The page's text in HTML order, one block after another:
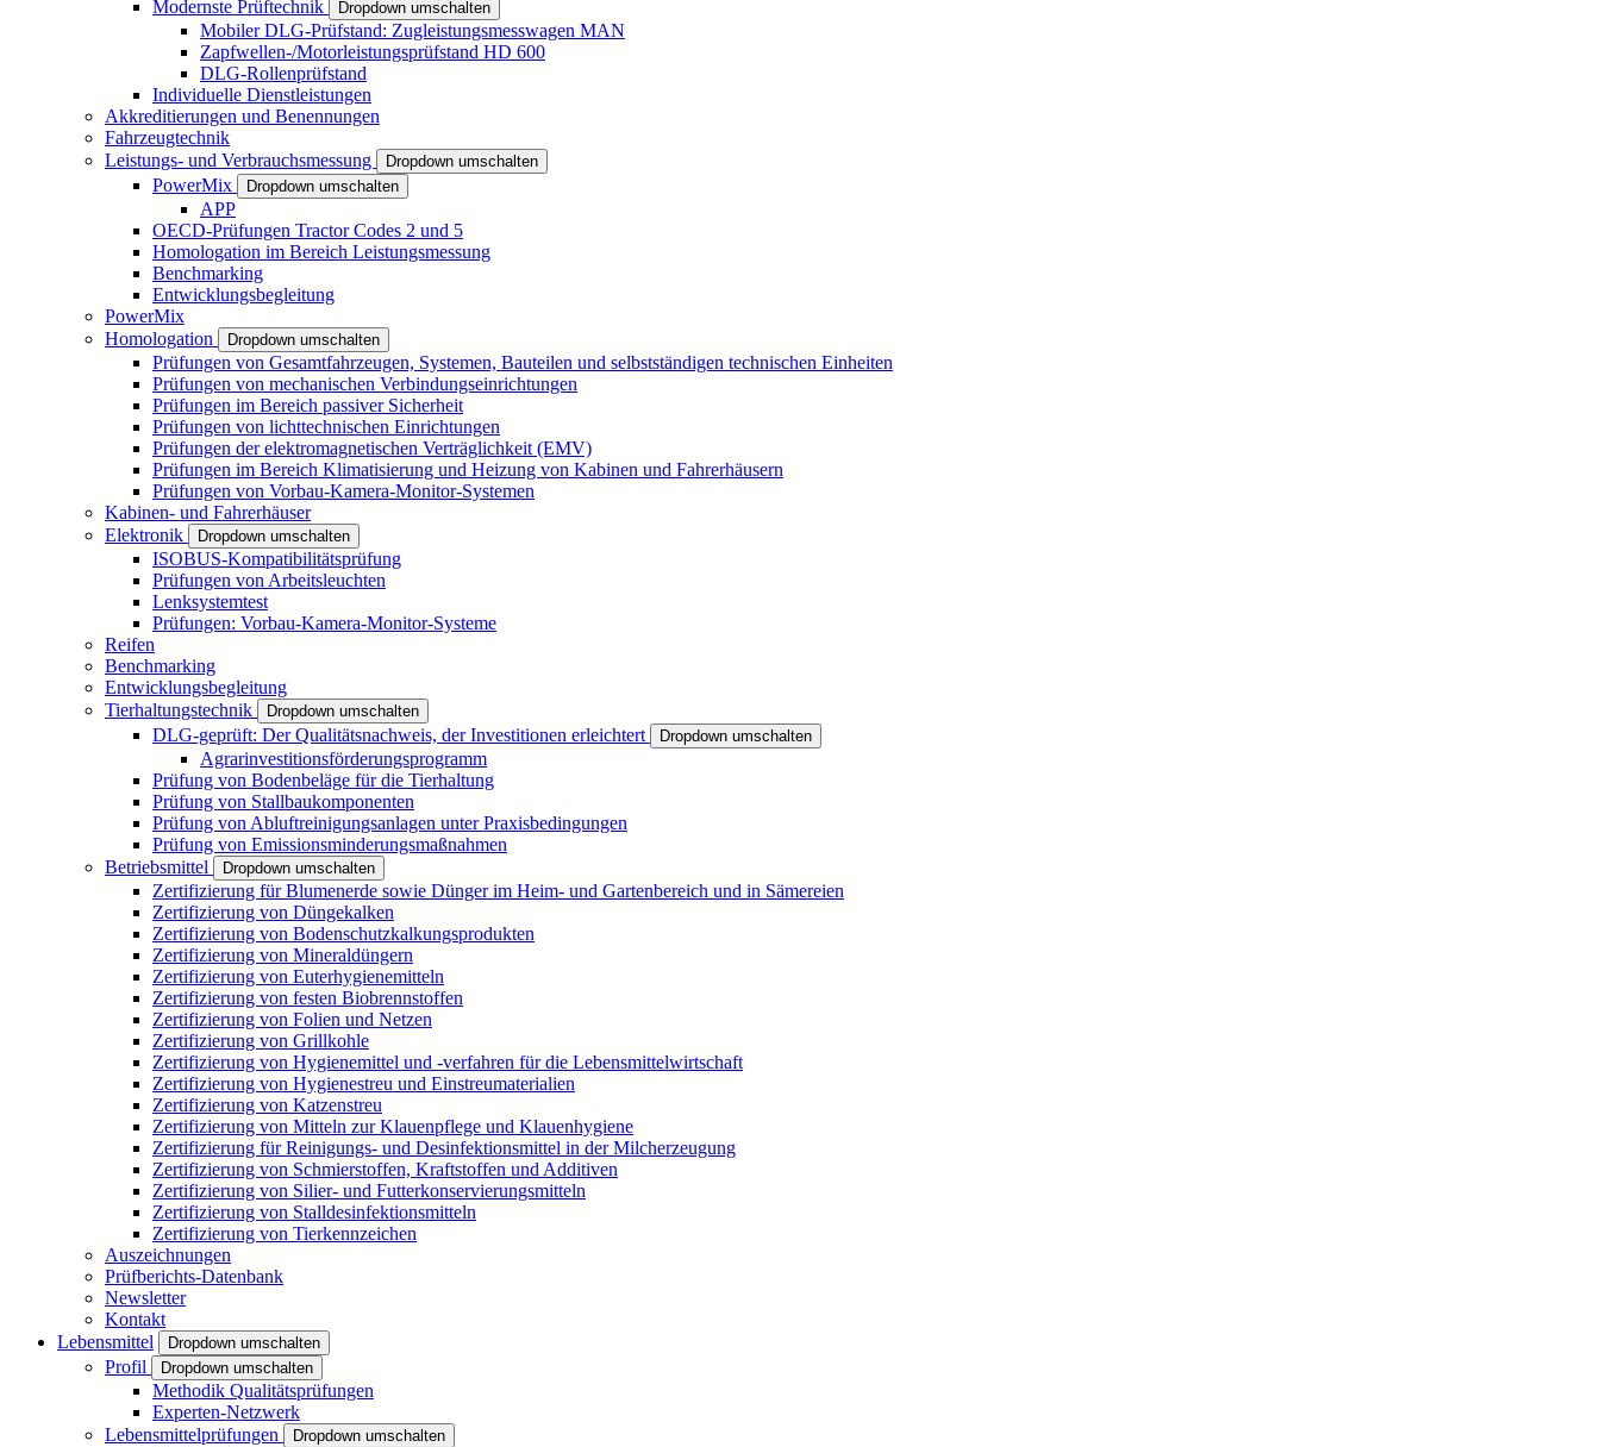
Modernste Prüftechnik
Dropdown umschalten
Mobiler DLG-Prüfstand: Zugleistungsmesswagen MAN
Zapfwellen-/Motorleistungsprüfstand HD 600
DLG-Rollenprüfstand
Individuelle Dienstleistungen
Akkreditierungen und Benennungen
Fahrzeugtechnik
Leistungs- und Verbrauchsmessung
Dropdown umschalten
PowerMix Dropdown umschalten
APP
OECD-Prüfungen Tractor Codes 2 und 5
Homologation im Bereich Leistungsmessung
Benchmarking
Entwicklungsbegleitung
PowerMix
Homologation
Dropdown umschalten
Prüfungen von Gesamtfahrzeugen, Systemen, Bauteilen und selbstständigen technischen Einheiten
Prüfungen von mechanischen Verbindungseinrichtungen
Prüfungen im Bereich passiver Sicherheit
Prüfungen von lichttechnischen Einrichtungen
Prüfungen der elektromagnetischen Verträglichkeit (EMV)
Prüfungen im Bereich Klimatisierung und Heizung von Kabinen und Fahrerhäusern
Prüfungen von Vorbau-Kamera-Monitor-Systemen
Kabinen- und Fahrerhäuser
Elektronik
Dropdown umschalten
ISOBUS-Kompatibilitätsprüfung
Prüfungen von Arbeitsleuchten
Lenksystemtest
Prüfungen: Vorbau-Kamera-Monitor-Systeme
Reifen
Benchmarking
Entwicklungsbegleitung
Tierhaltungstechnik
Dropdown umschalten
DLG-geprüft: Der Qualitätsnachweis, der Investitionen erleichtert Dropdown umschalten
Agrarinvestitionsförderungsprogramm
Prüfung von Bodenbeläge für die Tierhaltung
Prüfung von Stallbaukomponenten
Prüfung von Abluftreinigungsanlagen unter Praxisbedingungen
Prüfung von Emissionsminderungsmaßnahmen
Betriebsmittel
Dropdown umschalten
Zertifizierung für Blumenerde sowie Dünger im Heim- und Gartenbereich und in Sämereien
Zertifizierung von Düngekalken
Zertifizierung von Bodenschutzkalkungsprodukten
Zertifizierung von Mineraldüngern
Zertifizierung von Euterhygienemitteln
Zertifizierung von festen Biobrennstoffen
Zertifizierung von Folien und Netzen
Zertifizierung von Grillkohle
Zertifizierung von Hygienemittel und -verfahren für die Lebensmittelwirtschaft
Zertifizierung von Hygienestreu und Einstreumaterialien
Zertifizierung von Katzenstreu
Zertifizierung von Mitteln zur Klauenpflege und Klauenhygiene
Zertifizierung für Reinigungs- und Desinfektionsmittel in der Milcherzeugung
Zertifizierung von Schmierstoffen, Kraftstoffen und Additiven
Zertifizierung von Silier- und Futterkonservierungsmitteln
Zertifizierung von Stalldesinfektionsmitteln
Zertifizierung von Tierkennzeichen
Auszeichnungen
Prüfberichts-Datenbank
Newsletter
Kontakt
Lebensmittel
Dropdown umschalten
Profil Dropdown umschalten
Methodik Qualitätsprüfungen
Experten-Netzwerk
Lebensmittelprüfungen
Dropdown umschalten